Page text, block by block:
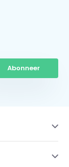
Abonneer